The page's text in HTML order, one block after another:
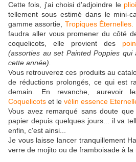
Cette fois, j'ai choisi d'adjoindre le
tellement sous estimé dans le mini-
gamme assortie, Tropiques Éternelles.
faudra aller vous promener du côté
coquelicots, elle provient des
(assorties au set Painted Poppies
cette année).
Vous retrouverez ces produits au
de réductions prolongés, ce qui est
demain. En revanche, aurevoir
Coquelicots et le vélin essence
Vous avez remarqué sans doute
papier depuis quelques jours... il va
enfin, c'est ainsi...
Je vous laisse lancer tranquillement
verre de mojito ou de framboisade à la